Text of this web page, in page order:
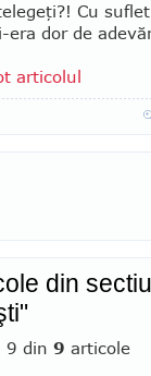
Cu
era dor de
articolul
din
9 din 9 articole